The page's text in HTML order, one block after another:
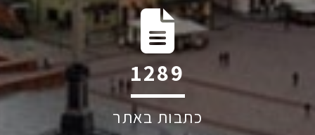
1939
כתבות באתר